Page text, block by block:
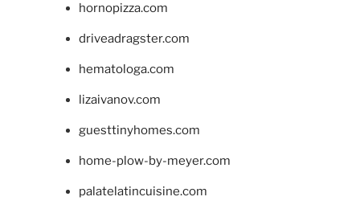
hornopizza.com
driveadragster.com
hematologa.com
lizaivanov.com
guesttinyhomes.com
home-plow-by-meyer.com
palatelatincuisine.com